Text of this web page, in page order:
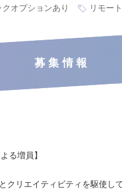
クオプションあり リモー
募集情報
る増員】
クリエイティビティを駆使し